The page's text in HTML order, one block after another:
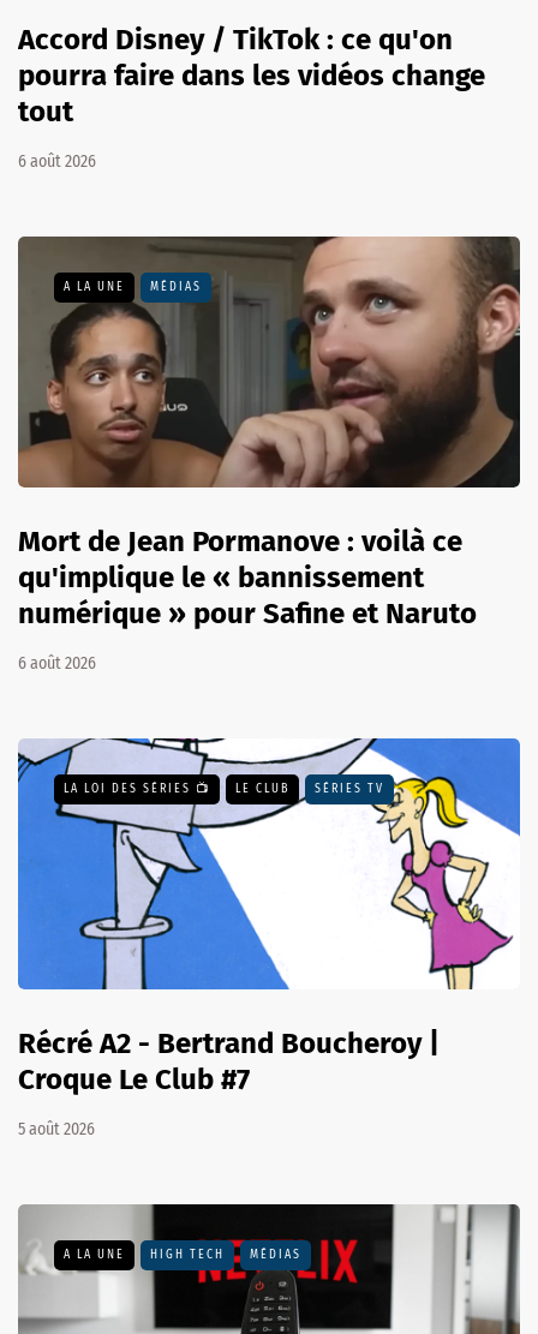
Accord Disney / TikTok : ce qu'on
pourra faire dans les vidéos change
tout
6 août 2026
A LA UNE MÉDIAS
Mort de Jean Pormanove : voilà ce
qu'implique le « bannissement
numérique » pour Safine et Naruto
6 août 2026
LA LOI DES SÉRIES 📺 LE CLUB SÉRIES TV
Récré A2 - Bertrand Boucheroy |
Croque Le Club #7
5 août 2026
A LA UNE HIGH TECH MÉDIAS